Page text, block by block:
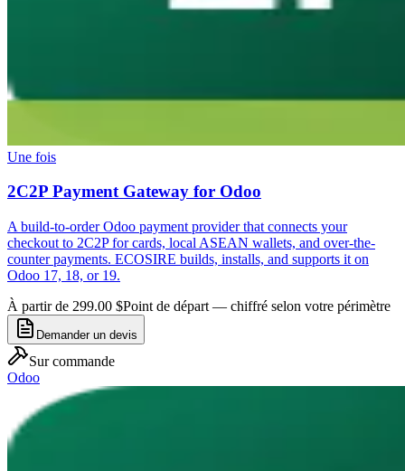
Une fois
2C2P Payment Gateway for Odoo
A build-to-order Odoo payment provider that connects your
checkout to 2C2P for cards, local ASEAN wallets, and over-the-
counter payments. ECOSIRE builds, installs, and supports it on
Odoo 17, 18, or 19.
À partir de 299.00 $Point de départ — chiffré selon votre périmètre
Demander un devis
Sur commande
Odoo